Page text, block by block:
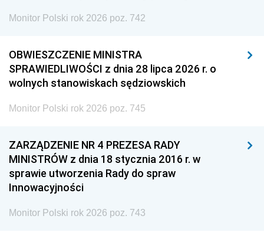
Monitor Polski rok 2026 poz. 742
OBWIESZCZENIE MINISTRA
SPRAWIEDLIWOŚCI z dnia 28 lipca 2026 r. o
wolnych stanowiskach sędziowskich
Monitor Polski rok 2026 poz. 745
ZARZĄDZENIE NR 4 PREZESA RADY
MINISTRÓW z dnia 18 stycznia 2016 r. w
sprawie utworzenia Rady do spraw
Innowacyjności
Monitor Polski rok 2026 poz. 743